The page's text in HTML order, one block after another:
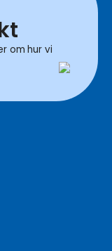
om hur vi